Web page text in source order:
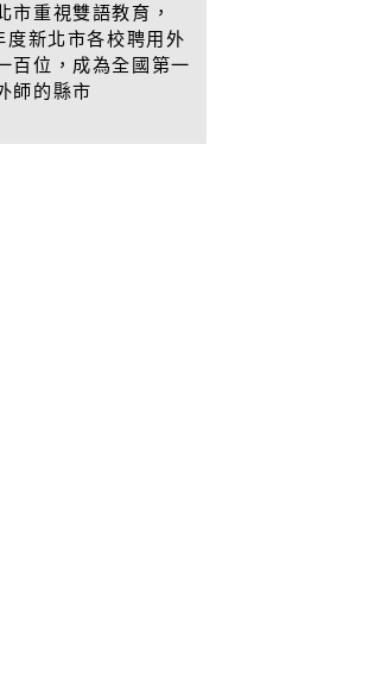
市重視雙語教育，
度新北市各校聘用外
百位，成為全國第一
師的縣市